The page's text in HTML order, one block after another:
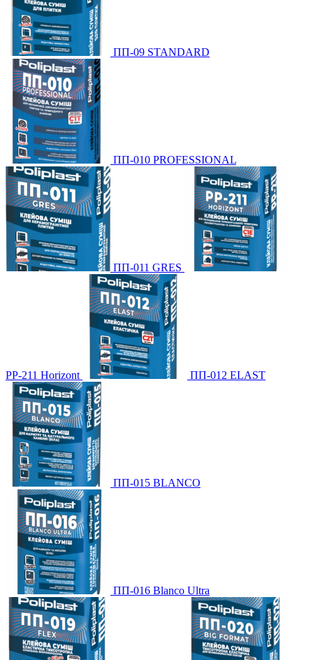
ПП-09 STANDARD
ПП-010 PROFESSIONAL
ПП-011 GRES
PP-211 Horizont ПП-012 ELAST
ПП-015 BLANCO
ПП-016 Blanco Ultra